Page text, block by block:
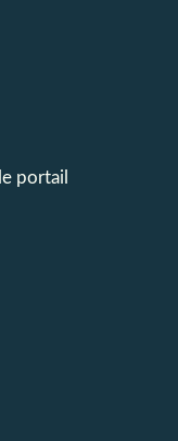
portail